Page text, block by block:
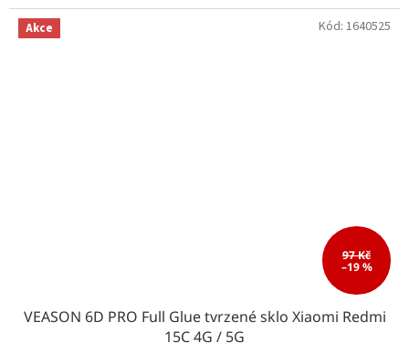
Akce
97 Kč
–19 %
VEASON 6D PRO Full Glue tvrzené sklo Xiaomi Redmi
15C 4G / 5G
Kód: 1640525